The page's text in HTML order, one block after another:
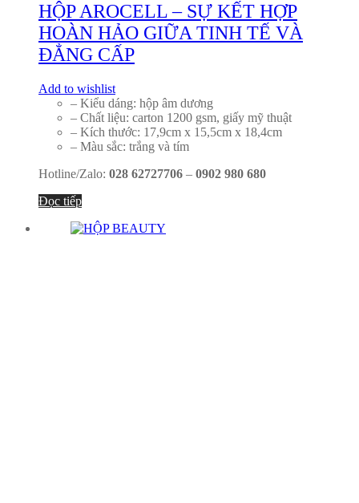
HỘP AROCELL – SỰ KẾT HỢP
HOÀN HẢO GIỮA TINH TẾ VÀ
ĐẲNG CẤP
Add to wishlist
– Kiểu dáng: hộp âm dương
– Chất liệu: carton 1200 gsm, giấy mỹ thuật
– Kích thước: 17,9cm x 15,5cm x 18,4cm
– Màu sắc: trắng và tím
Hotline/Zalo: 028 62727706 – 0902 980 680
Đọc tiếp